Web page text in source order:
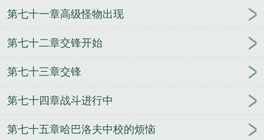
第七十一章高级怪物出现
第七十二章交锋开始
第七十三章交锋
第七十四章战斗进行中
第七十五章哈巴洛夫中校的烦恼